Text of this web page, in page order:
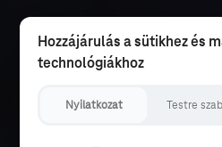
Hozzájárulás a sütikhez és
technológiákhoz
Nyilatkozat Testre